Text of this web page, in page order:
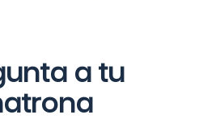
a tu